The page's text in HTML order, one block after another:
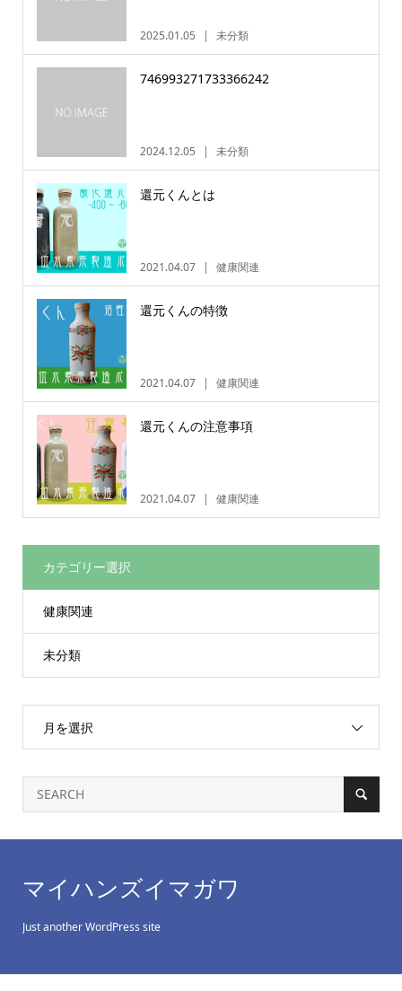
2025.01.05 未分類
746993271733366242
2024.12.05 未分類
還元くんとは
2021.04.07 健康関連
還元くんの特徴
2021.04.07 健康関連
還元くんの注意事項
2021.04.07 健康関連
カテゴリー選択
健康関連
未分類
月を選択
マイハンズイマガワ
Just another WordPress site